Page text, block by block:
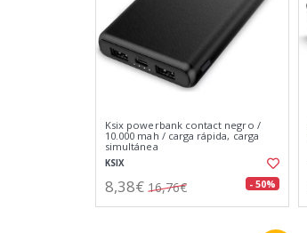
Ksix powerbank contact negro /
10.000 mah / carga rápida, carga
simultánea
KSIX
8,38€ 16,76€ - 50%